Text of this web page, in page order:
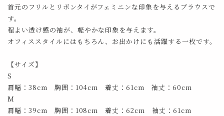
首元のフリルとリボンタイがフェミニンな印象を与えるブラウスで
す。
程よい透け感の袖が、軽やかな印象を与えます。
オフィススタイルにはもちろん、お出かけにも活躍する一枚です。
【サイズ】
S
肩幅：38cm 胸囲：104cm 着丈：61cm 袖丈：60cm
M
肩幅：39cm 胸囲：108cm 着丈：62cm 袖丈：61cm